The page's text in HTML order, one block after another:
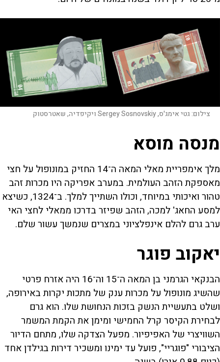
צילום:גטי אימג'ס, Sergey Sosnovskiy ויקיפדיה, שאטרסטוק
מנסה מוסא
מלך אימפריית מאלי המאה ה־14 החזיק במונופול על חצי
מאספקת הזהב העולמית. במערב אפריקה היו מכרות זהב
טהור ואיכותי במיוחד, וכולו השתייך למלך. ב־1324, כשיצא
למסע החאג' למכה, הזהב שפיזר בדרכו ממאלי לחצי האי
ערב גרם להלם אינפלציוני במצרים שנמשך עשור שלם.
יאקוב פוגר
הבנקאי הגרמני בן המאה ה־15 וה־16 היה אזרח פרטי
שהשיג מונופול על מכרות ענק של מתכות יקרות באירופה,
ושלט בתעשיית הנשק בזכות הנחושת שלו. הוא גרם
לבחירת הקיסר קרל החמישי ומימן את הקמת המשמר
השוויצרי של האפיפיור. מפעל הצדקה שלו, מתחם הדיור
הציבורי "פוגריי", פועל עד ימינו ומשכיר דירות בגילדן אחד